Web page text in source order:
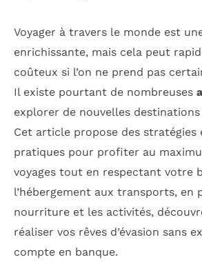
Voyager à travers le monde est
enrichissante, mais cela peut
coûteux si l’on ne prend pas
Il existe pourtant de nombreuses
explorer de nouvelles destinations
Cet article propose des stratégies
pratiques pour profiter au
voyages tout en respectant votre
l’hébergement aux transports, en
nourriture et les activités,
réaliser vos rêves d’évasion sans
compte en banque.